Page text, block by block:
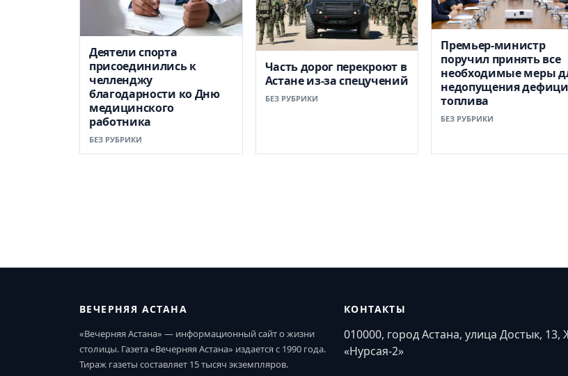
Деятели спорта
присоединились к
челленджу
благодарности ко Дню
медицинского
работника
БЕЗ РУБРИКИ
Часть дорог перекроют в
Астане из-за спецучений
БЕЗ РУБРИКИ
Премьер-министр
поручил принять все
необходимые меры
недопущения
топлива
БЕЗ РУБРИКИ
ВЕЧЕРНЯЯ АСТАНА
«Вечерняя Астана» — информационный сайт о жизни
столицы. Газета «Вечерняя Астана» издается с 1990 года.
Тираж газеты составляет 15 тысяч экземпляров.
КОНТАКТЫ
010000, город Астана, улица Достык, 13,
«Нурсая-2»